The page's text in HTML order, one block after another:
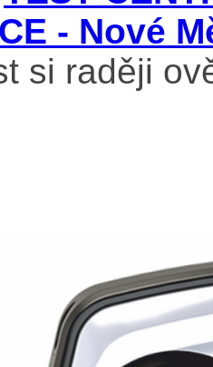
- Nové
si raději